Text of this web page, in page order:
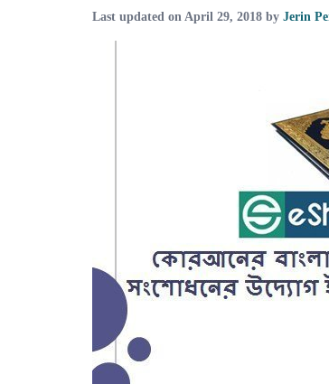
Last updated on April 29, 2018 by Jerin